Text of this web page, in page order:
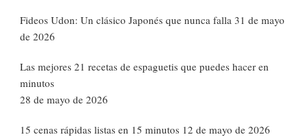
Fideos Udon: Un clásico Japonés que nunca falla 31 de mayo
de 2026
Las mejores 21 recetas de espaguetis que puedes hacer en
minutos
28 de mayo de 2026
15 cenas rápidas listas en 15 minutos 12 de mayo de 2026